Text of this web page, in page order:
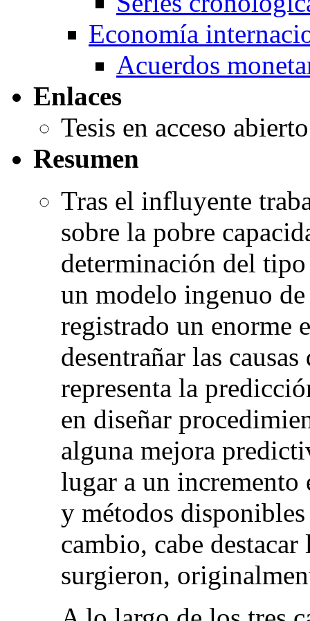
Economía
Acuerdos
Enlaces
Tesis en acceso
Resumen
Tras el influyente
sobre la pobre
determinación del
un modelo ingenuo
registrado un enorme
desentrañar las
representa la
en diseñar
alguna mejora
lugar a un incremento
y métodos
cambio, cabe
surgieron,